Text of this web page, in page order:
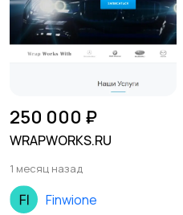
250 000 ₽
WRAPWORKS.RU
1 месяц назад
Finwione